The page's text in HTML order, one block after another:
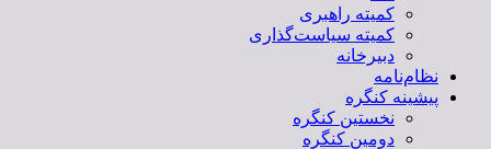
کمیته راهبری
کمیته سیاست‌گذاری
دبیرخانه
نظام‌نامه
پیشینه کنگره
نخستین کنگره
دومین کنگره